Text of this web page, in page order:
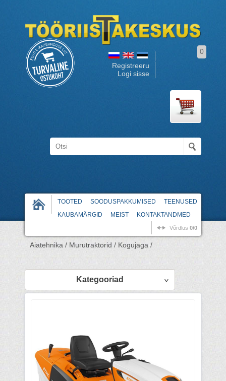
Registreeru
Logi sisse
0
TOOTED SOODUSPAKKUMISED
TEENUSED
KAUBAMÄRGID
MEIST KONTAKTANDMED
Võrdlus 0/0
Aiatehnika / Murutraktorid / Kogujaga /
Kategooriad